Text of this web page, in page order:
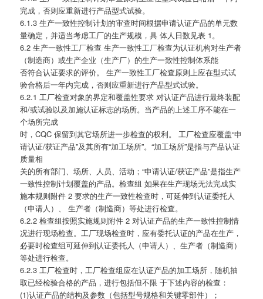
完成，否则应重新进行产品型式试验。
6.1.3 生产一致性控制计划的审查时间根据申请认证产品的单元数
量确定，并适当考虑工厂的生产规模，具 体人日数见表 1。
6.2 生产一致性工厂检查 生产一致性工厂检查为认证机构对生产者
（制造商）或生产企业（生产厂）的生产一致性控制体系能
否符合认证要求的评价。 生产一致性工厂检查原则上应在型式试
验合格后一年内完成，否则应重新进行产品型式试验。
6.2.1 工厂检查对象的界定和覆盖性要求 对认证产品进行最终装配
和/或试验以及加施认证标志的场所。当产品的上述工序不能在一
个场所完成
时，CQC 保留到其它场所进一步检查的权利。 工厂检查应覆盖“申
请认证/获证产品”及其所有“加工场所”。“加工场所”是指与产品认证
质量相
关的所有部门、场所、人员、活动；“申请认证/获证产品”是指生产
一致性控制计划覆盖的产品。检查组 如果在生产现场无法完成实
施本规则附件 2 要求的生产一致性检查时，可延伸到认证委托人
（申请人）、 生产者（制造商）等处进行检查。
6.2.2 检查组按照实施规则附件 2 对认证产品的生产一致性控制情
况进行现场检查。工厂现场检查时，应有委托认证的产品在生产，
必要时检查组可延伸到认证委托人（申请人）、生产者（制造商）
等处进行检查。
6.2.3 工厂检查时，工厂检查组应在认证产品的加工场所，随机抽
取已经检验合格的产品，进行包括但不限 于下述内容的检查：
(1)认证产品的结构及参数（包括型号规格和关键零部件）；